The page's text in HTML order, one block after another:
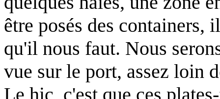
être posés des containers,
qu'il nous faut. Nous
vue sur le port, assez loin
Le hic, c'est que ces